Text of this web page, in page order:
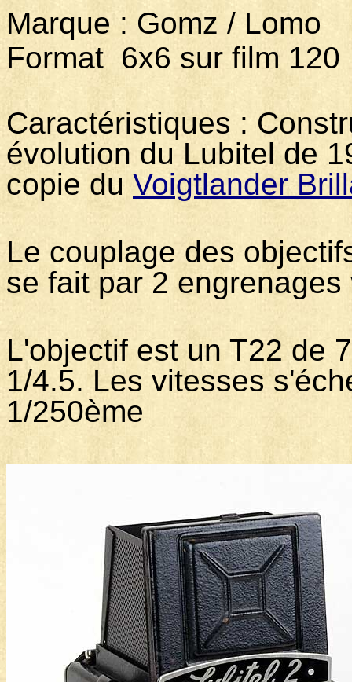
Marque : Gomz /
Format 6x6 sur film 120
Caractéristiques :
évolution du Lubitel de
copie du Voigtlander
Le couplage des
se fait par 2
L'objectif est un T22 de
1/4.5. Les vitesses
1/250ème